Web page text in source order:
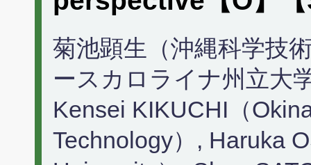
菊池顕生（沖縄科学技
ースカロライナ州立大
Kensei KIKUCHI（
Technology）, Haruka